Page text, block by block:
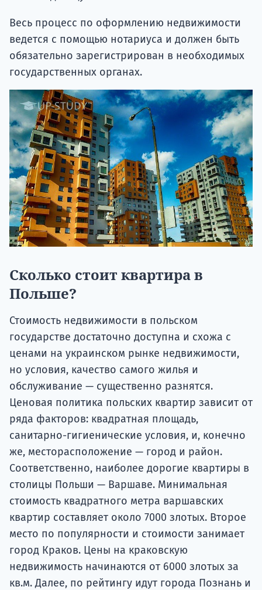
Весь процесс по оформлению недвижимости
ведется с помощью нотариуса и должен быть
обязательно зарегистрирован в необходимых
государственных органах.
Сколько стоит квартира в
Польше?
Стоимость недвижимости в польском
государстве достаточно доступна и схожа с
ценами на украинском рынке недвижимости,
но условия, качество самого жилья и
обслуживание — существенно разнятся.
Ценовая политика польских квартир зависит от
ряда факторов: квадратная площадь,
санитарно-гигиенические условия, и, конечно
же, месторасположение — город и район.
Соответственно, наиболее дорогие квартиры в
столицы Польши — Варшаве. Минимальная
стоимость квадратного метра варшавских
квартир составляет около 7000 злотых. Второе
место по популярности и стоимости занимает
город Краков. Цены на краковскую
недвижимость начинаются от 6000 злотых за
кв.м. Далее, по рейтингу идут города Познань и